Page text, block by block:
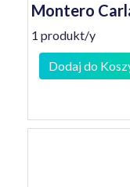
Montero
1 produkt/y
Dodaj do